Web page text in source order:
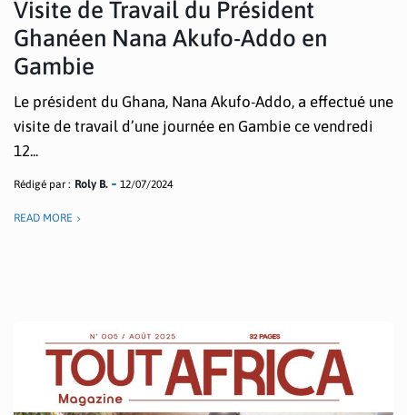
Visite de Travail du Président
Ghanéen Nana Akufo-Addo en
Gambie
Le président du Ghana, Nana Akufo-Addo, a effectué une
visite de travail d’une journée en Gambie ce vendredi
12...
Rédigé par : Roly B. 12/07/2024
READ MORE